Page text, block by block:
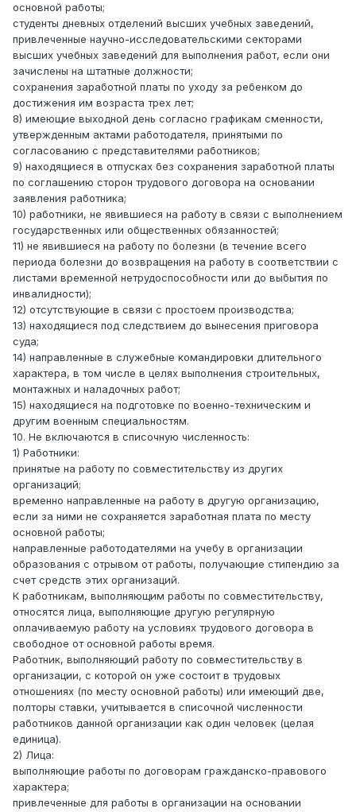
основной работы;
студенты дневных отделений высших учебных заведений,
привлеченные научно-исследовательскими секторами
высших учебных заведений для выполнения работ, если они
зачислены на штатные должности;
сохранения заработной платы по уходу за ребенком до
достижения им возраста трех лет;
8) имеющие выходной день согласно графикам сменности,
утвержденным актами работодателя, принятыми по
согласованию с представителями работников;
9) находящиеся в отпусках без сохранения заработной платы
по соглашению сторон трудового договора на основании
заявления работника;
10) работники, не явившиеся на работу в связи с выполнением
государственных или общественных обязанностей;
11) не явившиеся на работу по болезни (в течение всего
периода болезни до возвращения на работу в соответствии с
листами временной нетрудоспособности или до выбытия по
инвалидности);
12) отсутствующие в связи с простоем производства;
13) находящиеся под следствием до вынесения приговора
суда;
14) направленные в служебные командировки длительного
характера, в том числе в целях выполнения строительных,
монтажных и наладочных работ;
15) находящиеся на подготовке по военно-техническим и
другим военным специальностям.
10. Не включаются в списочную численность:
1) Работники:
принятые на работу по совместительству из других
организаций;
временно направленные на работу в другую организацию,
если за ними не сохраняется заработная плата по месту
основной работы;
направленные работодателями на учебу в организации
образования с отрывом от работы, получающие стипендию за
счет средств этих организаций.
К работникам, выполняющим работы по совместительству,
относятся лица, выполняющие другую регулярную
оплачиваемую работу на условиях трудового договора в
свободное от основной работы время.
Работник, выполняющий работу по совместительству в
организации, с которой он уже состоит в трудовых
отношениях (по месту основной работы) или имеющий две,
полторы ставки, учитывается в списочной численности
работников данной организации как один человек (целая
единица).
2) Лица:
выполняющие работы по договорам гражданско-правового
характера;
привлеченные для работы в организации на основании